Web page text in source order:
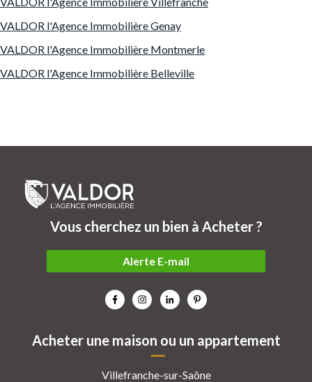
VALDOR l'Agence Immobilière Genay
VALDOR l'Agence Immobilière Montmerle
VALDOR l'Agence Immobilière Belleville
Acheter une maison ou un appartement
Villefranche-sur-Saône
Vous cherchez un bien à Acheter ?
Alerte E-mail